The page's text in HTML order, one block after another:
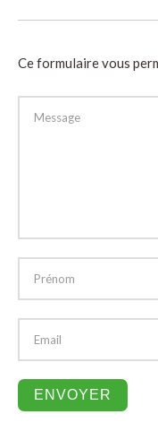
Ce formulaire vous